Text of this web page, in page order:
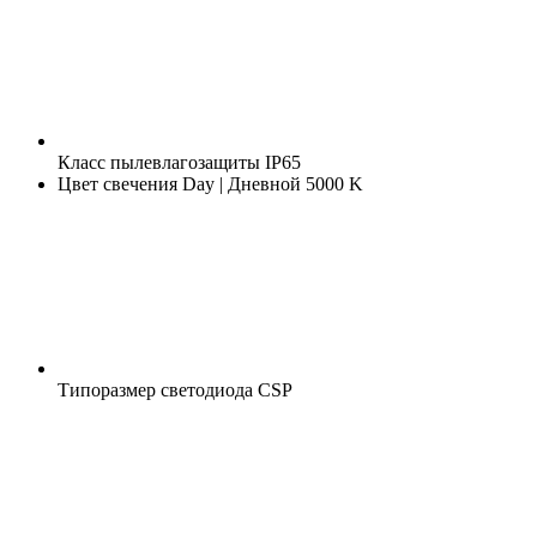
Класс пылевлагозащиты IP65
Цвет свечения Day | Дневной 5000 K
Типоразмер светодиода CSP